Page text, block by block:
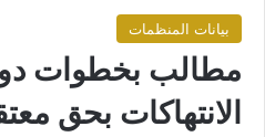
بيانات المنظمات
مطالب بخطوات
الانتهاكات بحق